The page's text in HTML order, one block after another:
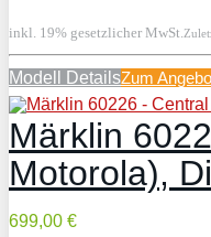
inkl. 19% gesetzlicher MwSt.
Modell DetailsZum
Märklin
Motorola),
699,00 €